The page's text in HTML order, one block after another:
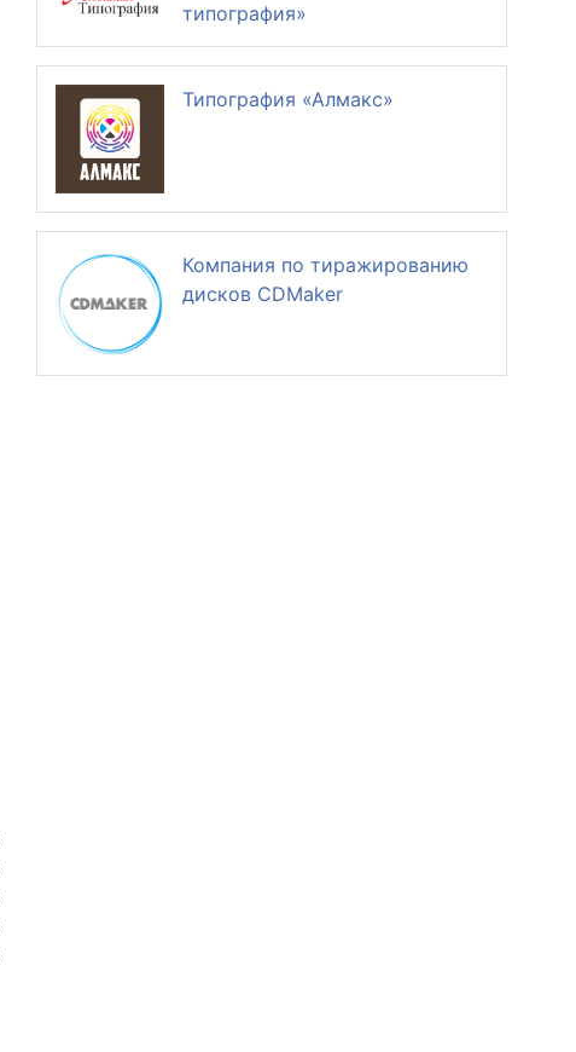
типография»
Типография «Алмакс»
Компания по тиражированию
дисков CDMaker